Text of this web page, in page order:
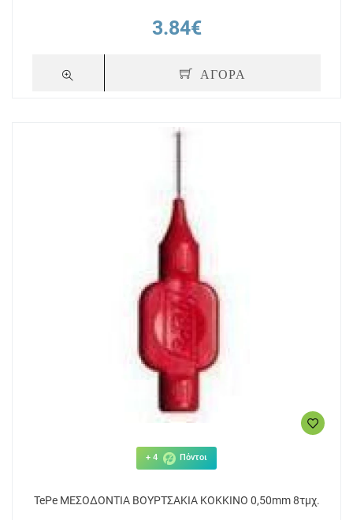
3.84€
ΑΓΟΡΑ
+ 4 Πόντοι
TePe ΜΕΣΟΔΟΝΤΙΑ ΒΟΥΡΤΣΑΚΙΑ KOKKINO 0,50mm 8τμχ.